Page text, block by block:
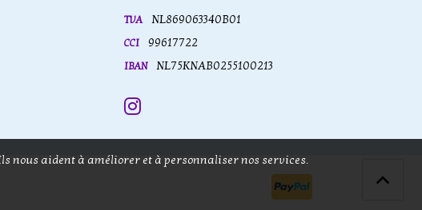
TVA NL869063340B01
CCI 99617722
IBAN NL75KNAB0255100213
Instagram
nous aident à améliorer et à personnaliser nos services.